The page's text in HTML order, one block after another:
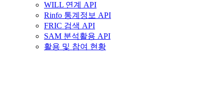
WILL 연계 API
Rinfo 통계정보 API
FRIC 검색 API
SAM 분석활용 API
활용 및 참여 현황